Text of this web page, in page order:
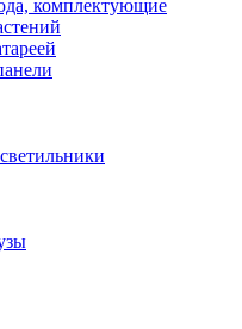
комплектующие